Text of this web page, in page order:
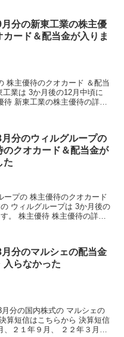
分の新東工業の株主優
カード＆配当金が入りま
株主優待のクオカード ＆配当
業は 3か月後の12月中頃に
待 新東工業の株主優待の詳細
分のウィルグループの
のクオカード＆配当金が
た
ープの 株主優待のクオカード
ウィルグループは 3か月後の
。 株主優待 株主優待の詳細
分のマルシェの配当金
入らなかった
分の国内株式の マルシェの
算短信はこちらから 決算短信
、２１年９月、 ２２年３月と